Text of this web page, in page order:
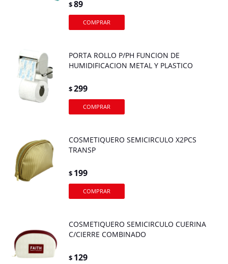
$89
PORTA ROLLO P/PH FUNCION DE
HUMIDIFICACION METAL Y PLASTICO
$299
COSMETIQUERO SEMICIRCULO X2PCS
TRANSP
$ 199
COSMETIQUERO SEMICIRCULO CUERINA
C/CIERRE COMBINADO
$ 129